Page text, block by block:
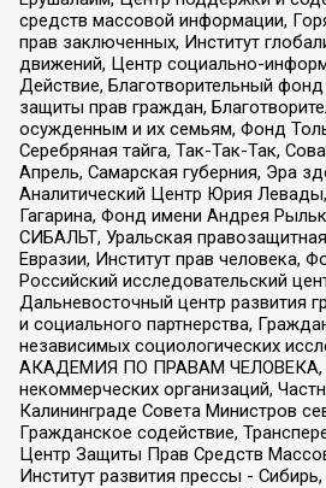
средств массовой информации,
прав заключенных, Институт
движений, Центр социально-
Действие, Благотворительный
защиты прав граждан,
осужденным и их семьям, Фонд
Серебряная тайга, Так-Так-Так,
Апрель, Самарская губерния, Эра
Аналитический Центр Юрия
Гагарина, Фонд имени Андрея
СИБАЛЬТ, Уральская
Евразии, Институт прав человека,
Российский исследовательский
Дальневосточный центр развития
и социального партнерства,
независимых социологических
АКАДЕМИЯ ПО ПРАВАМ ЧЕЛОВЕКА,
некоммерческих организаций,
Калининграде Совета Министров
Гражданское содействие,
Центр Защиты Прав Средств
Институт развития прессы -